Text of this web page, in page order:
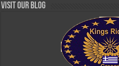
Visit our Blog